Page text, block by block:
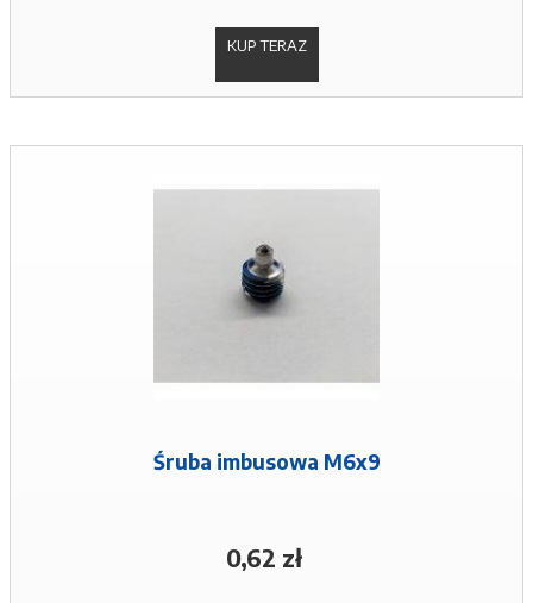
KUP TERAZ
Śruba imbusowa M6x9
0,62 zł